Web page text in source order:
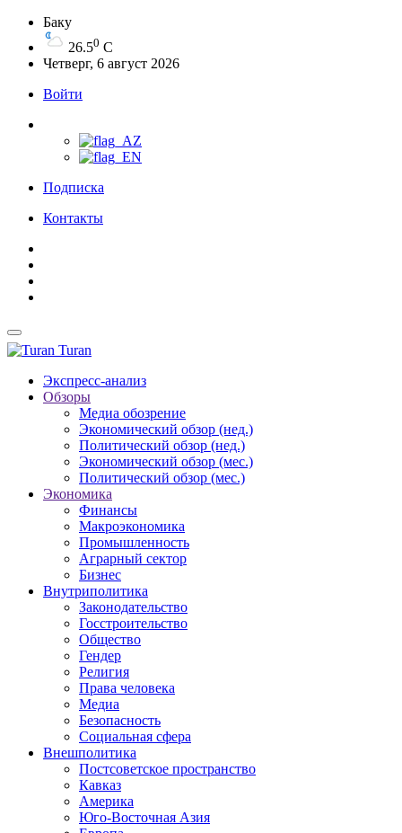
Баку
26.50 C
Четверг, 6 август 2026
Войти
Подписка
Контакты
Turan
Экспресс-анализ
Обзоры
Медиа обозрение
Экономический обзор (нед.)
Политический обзор (нед.)
Экономический обзор (мес.)
Политический обзор (мес.)
Экономика
Финансы
Макроэкономика
Промышленность
Аграрный сектор
Бизнес
Внутриполитика
Законодательство
Госстроительство
Общество
Гендер
Религия
Права человека
Медиа
Безопасность
Социальная сфера
Внешполитика
Постсоветское пространство
Кавказ
Америка
Юго-Восточная Азия